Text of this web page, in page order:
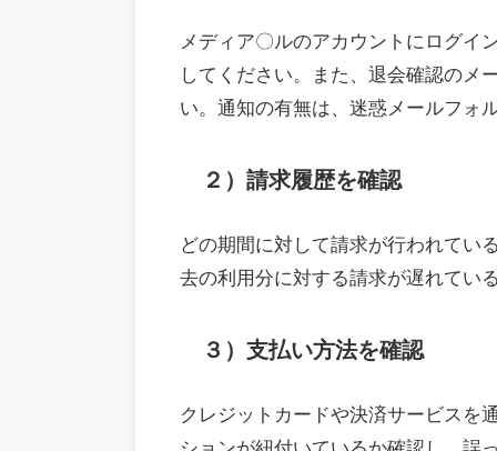
メディア〇ルのアカウントにログイ
してください。また、退会確認のメ
い。通知の有無は、迷惑メールフォ
２）請求履歴を確認
どの期間に対して請求が行われてい
去の利用分に対する請求が遅れてい
３）支払い方法を確認
クレジットカードや決済サービスを
ションが紐付いているか確認し、誤